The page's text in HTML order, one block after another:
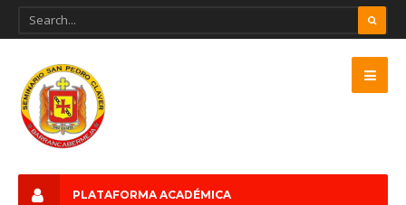
PLATAFORMA ACADÉMICA